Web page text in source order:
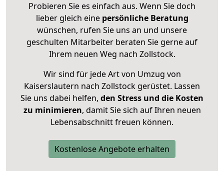
Probieren Sie es einfach aus. Wenn Sie doch
lieber gleich eine persönliche Beratung
wünschen, rufen Sie uns an und unsere
geschulten Mitarbeiter beraten Sie gerne auf
Ihrem neuen Weg nach Zollstock.
Wir sind für jede Art von Umzug von
Kaiserslautern nach Zollstock gerüstet. Lassen
Sie uns dabei helfen, den Stress und die Kosten
zu minimieren, damit Sie sich auf Ihren neuen
Lebensabschnitt freuen können.
Kostenlose Angebote erhalten